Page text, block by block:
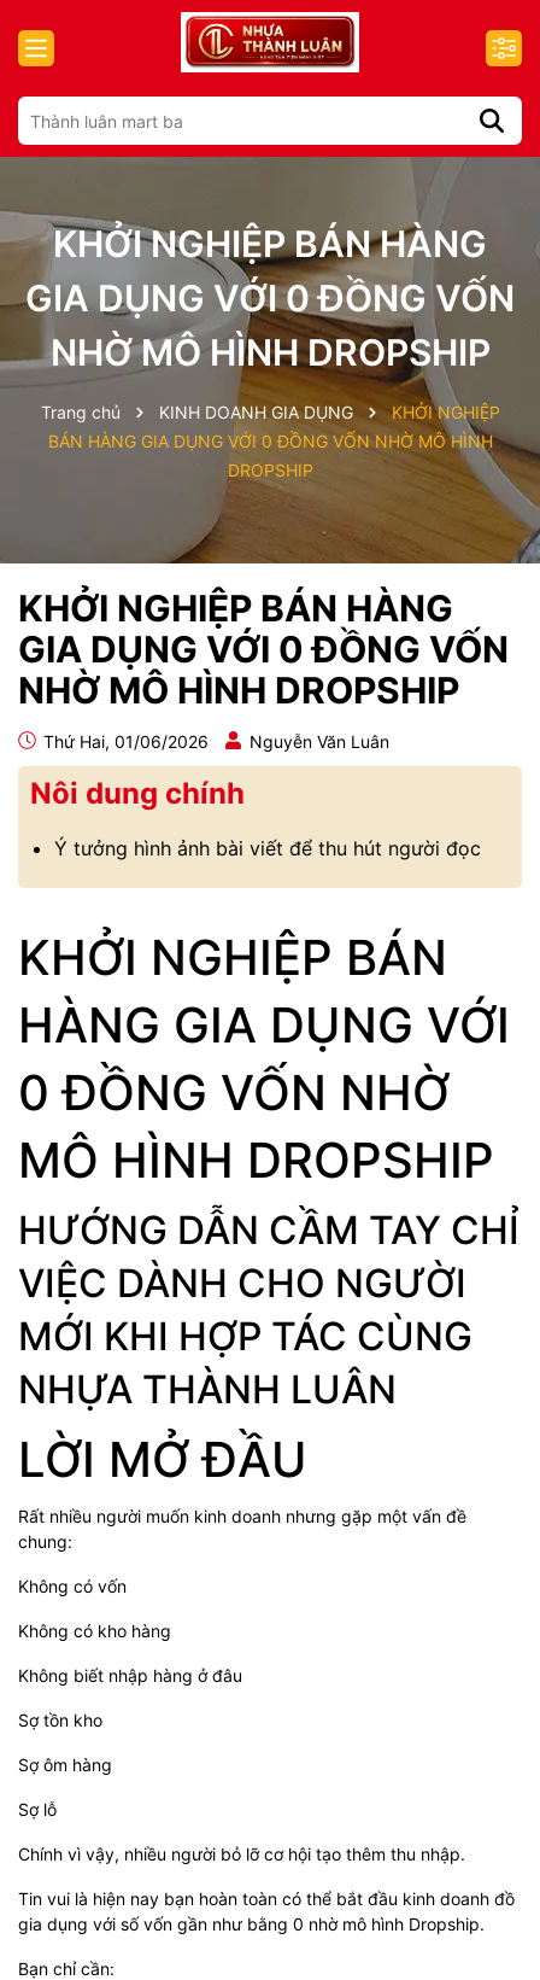
KHỞI NGHIỆP BÁN HÀNG
GIA DỤNG VỚI 0 ĐỒNG VỐN
NHỜ MÔ HÌNH DROPSHIP
Trang chủ KINH DOANH GIA DỤNG
KHỞI NGHIỆP
BÁN HÀNG GIA DỤNG VỚI 0 ĐỒNG VỐN NHỜ MÔ HÌNH
DROPSHIP
KHỞI NGHIỆP BÁN HÀNG
GIA DỤNG VỚI 0 ĐỒNG VỐN
NHỜ MÔ HÌNH DROPSHIP
Thứ Hai, 01/06/2026 Nguyễn Văn Luân
Nôi dung chính
Ý tưởng hình ảnh bài viết để thu hút người đọc
KHỞI NGHIỆP BÁN
HÀNG GIA DỤNG VỚI
0 ĐỒNG VỐN NHỜ
MÔ HÌNH DROPSHIP
HƯỚNG DẪN CẦM TAY CHỈ
VIỆC DÀNH CHO NGƯỜI
MỚI KHI HỢP TÁC CÙNG
NHỰA THÀNH LUÂN
LỜI MỞ ĐẦU
Rất nhiều người muốn kinh doanh nhưng gặp một vấn đề
chung:
Không có vốn
Không có kho hàng
Không biết nhập hàng ở đâu
Sợ tồn kho
Sợ ôm hàng
Sợ lỗ
Chính vì vậy, nhiều người bỏ lỡ cơ hội tạo thêm thu nhập.
Tin vui là hiện nay bạn hoàn toàn có thể bắt đầu kinh doanh đồ
gia dụng với số vốn gần như bằng 0 nhờ mô hình Dropship.
Bạn chỉ cần: